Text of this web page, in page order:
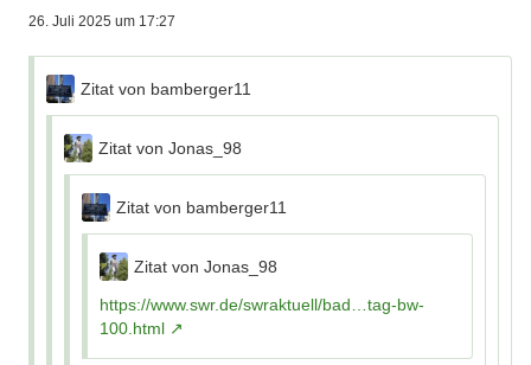
26. Juli 2025 um 17:27
Zitat von bamberger11
Zitat von Jonas_98
Zitat von bamberger11
Zitat von Jonas_98
https://www.swr.de/swraktuell/bad…tag-bw-
100.html